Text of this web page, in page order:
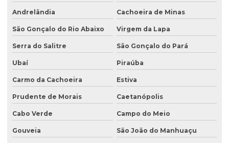
Andrelândia Cachoeira de Minas
São Gonçalo do Rio Abaixo Virgem da Lapa
Serra do Salitre São Gonçalo do Pará
Ubaí Piraúba
Carmo da Cachoeira Estiva
Prudente de Morais Caetanópolis
Cabo Verde Campo do Meio
Gouveia São João do Manhuaçu